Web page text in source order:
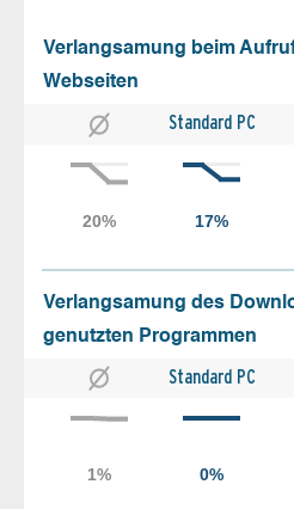
Verlangsamung beim
Webseiten
Standard PC
Verlangsamung des
genutzten Programmen
Standard PC